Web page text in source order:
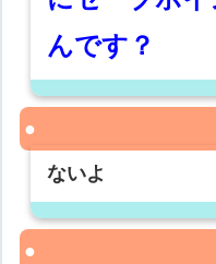
んです？
ないよ